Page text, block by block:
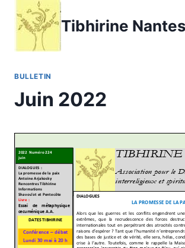
contenu
Tibhirine Nantes
BULLETIN
Juin 2022